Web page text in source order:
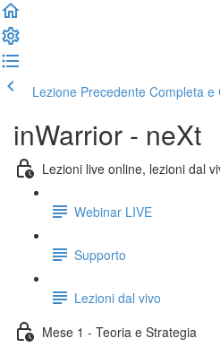
Lezione Precedente Completa e
inWarrior - neXt
Lezioni live online, lezioni dal
Webinar LIVE
Supporto
Lezioni dal vivo
Mese 1 - Teoria e Strategia